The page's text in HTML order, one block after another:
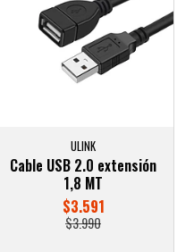
ULINK
Cable USB 2.0 extensión
1,8 MT
$3.591
$3.990